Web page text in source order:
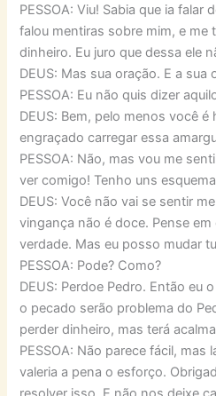
PESSOA: Viu! Sabia que ia falar
falou mentiras sobre mim, e me
dinheiro. Eu juro que dessa ele
DEUS: Mas sua oração. E a sua
PESSOA: Eu não quis dizer
DEUS: Bem, pelo menos você
engraçado carregar essa
PESSOA: Não, mas vou me
ver comigo! Tenho uns
DEUS: Você não vai se sentir
vingança não é doce. Pense
verdade. Mas eu posso mudar
PESSOA: Pode? Como?
DEUS: Perdoe Pedro. Então eu
o pecado serão problema do
perder dinheiro, mas terá
PESSOA: Não parece fácil, mas
valeria a pena o esforço.